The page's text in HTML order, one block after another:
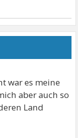
war es meine
aber auch so
Land